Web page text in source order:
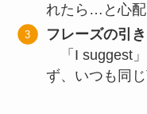
れたら…と心配
フレーズの引
「I suggest」
ず、いつも同